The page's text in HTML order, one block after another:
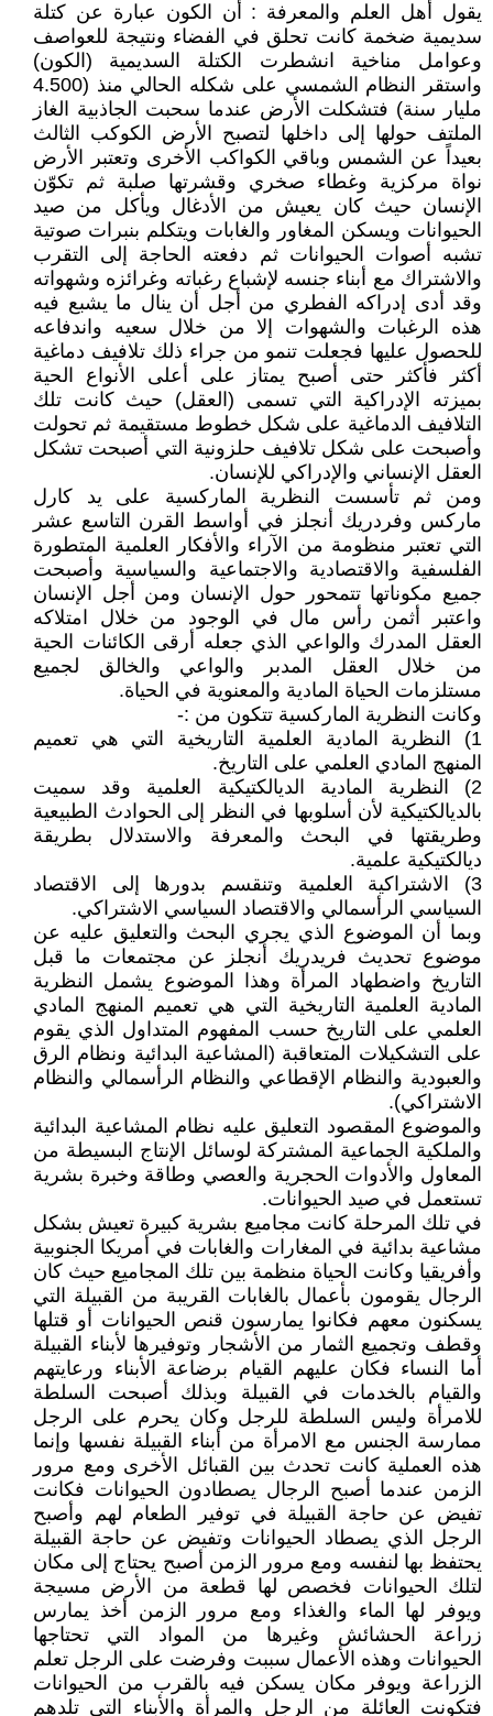
يقول أهل العلم والمعرفة : أن الكون عبارة عن كتلة
سديمية ضخمة كانت تحلق في الفضاء ونتيجة للعواصف
وعوامل مناخية انشطرت الكتلة السديمية (الكون)
واستقر النظام الشمسي على شكله الحالي منذ (4.500
مليار سنة) فتشكلت الأرض عندما سحبت الجاذبية الغاز
الملتف حولها إلى داخلها لتصبح الأرض الكوكب الثالث
بعيداً عن الشمس وباقي الكواكب الأخرى وتعتبر الأرض
نواة مركزية وغطاء صخري وقشرتها صلبة ثم تكوّن
الإنسان حيث كان يعيش من الأدغال ويأكل من صيد
الحيوانات ويسكن المغاور والغابات ويتكلم بنبرات صوتية
تشبه أصوات الحيوانات ثم دفعته الحاجة إلى التقرب
والاشتراك مع أبناء جنسه لإشباع رغباته وغرائزه وشهواته
وقد أدى إدراكه الفطري من أجل أن ينال ما يشبع فيه
هذه الرغبات والشهوات إلا من خلال سعيه واندفاعه
للحصول عليها فجعلت تنمو من جراء ذلك تلافيف دماغية
أكثر فأكثر حتى أصبح يمتاز على أعلى الأنواع الحية
بميزته الإدراكية التي تسمى (العقل) حيث كانت تلك
التلافيف الدماغية على شكل خطوط مستقيمة ثم تحولت
وأصبحت على شكل تلافيف حلزونية التي أصبحت تشكل
العقل الإنساني والإدراكي للإنسان.
ومن ثم تأسست النظرية الماركسية على يد كارل
ماركس وفردريك أنجلز في أواسط القرن التاسع عشر
التي تعتبر منظومة من الآراء والأفكار العلمية المتطورة
الفلسفية والاقتصادية والاجتماعية والسياسية وأصبحت
جميع مكوناتها تتمحور حول الإنسان ومن أجل الإنسان
واعتبر أثمن رأس مال في الوجود من خلال امتلاكه
العقل المدرك والواعي الذي جعله أرقى الكائنات الحية
من خلال العقل المدبر والواعي والخالق لجميع
مستلزمات الحياة المادية والمعنوية في الحياة.
وكانت النظرية الماركسية تتكون من :-
1) النظرية المادية العلمية التاريخية التي هي تعميم
المنهج المادي العلمي على التاريخ.
2) النظرية المادية الديالكتيكية العلمية وقد سميت
بالديالكتيكية لأن أسلوبها في النظر إلى الحوادث الطبيعية
وطريقتها في البحث والمعرفة والاستدلال بطريقة
ديالكتيكية علمية.
3) الاشتراكية العلمية وتنقسم بدورها إلى الاقتصاد
السياسي الرأسمالي والاقتصاد السياسي الاشتراكي.
وبما أن الموضوع الذي يجري البحث والتعليق عليه عن
موضوع تحديث فريدريك أنجلز عن مجتمعات ما قبل
التاريخ واضطهاد المرأة وهذا الموضوع يشمل النظرية
المادية العلمية التاريخية التي هي تعميم المنهج المادي
العلمي على التاريخ حسب المفهوم المتداول الذي يقوم
على التشكيلات المتعاقبة (المشاعية البدائية ونظام الرق
والعبودية والنظام الإقطاعي والنظام الرأسمالي والنظام
الاشتراكي).
والموضوع المقصود التعليق عليه نظام المشاعية البدائية
والملكية الجماعية المشتركة لوسائل الإنتاج البسيطة من
المعاول والأدوات الحجرية والعصي وطاقة وخبرة بشرية
تستعمل في صيد الحيوانات.
في تلك المرحلة كانت مجاميع بشرية كبيرة تعيش بشكل
مشاعية بدائية في المغارات والغابات في أمريكا الجنوبية
وأفريقيا وكانت الحياة منظمة بين تلك المجاميع حيث كان
الرجال يقومون بأعمال بالغابات القريبة من القبيلة التي
يسكنون معهم فكانوا يمارسون قنص الحيوانات أو قتلها
وقطف وتجميع الثمار من الأشجار وتوفيرها لأبناء القبيلة
أما النساء فكان عليهم القيام برضاعة الأبناء ورعايتهم
والقيام بالخدمات في القبيلة وبذلك أصبحت السلطة
للامرأة وليس السلطة للرجل وكان يحرم على الرجل
ممارسة الجنس مع الامرأة من أبناء القبيلة نفسها وإنما
هذه العملية كانت تحدث بين القبائل الأخرى ومع مرور
الزمن عندما أصبح الرجال يصطادون الحيوانات فكانت
تفيض عن حاجة القبيلة في توفير الطعام لهم وأصبح
الرجل الذي يصطاد الحيوانات وتفيض عن حاجة القبيلة
يحتفظ بها لنفسه ومع مرور الزمن أصبح يحتاج إلى مكان
لتلك الحيوانات فخصص لها قطعة من الأرض مسيجة
ويوفر لها الماء والغذاء ومع مرور الزمن أخذ يمارس
زراعة الحشائش وغيرها من المواد التي تحتاجها
الحيوانات وهذه الأعمال سببت وفرضت على الرجل تعلم
الزراعة ويوفر مكان يسكن فيه بالقرب من الحيوانات
فتكونت العائلة من الرجل والمرأة والأبناء التي تلدهم